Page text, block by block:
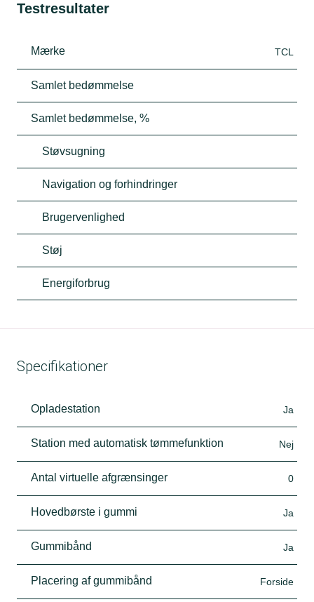
Testresultater
Mærke TCL
Samlet bedømmelse
Samlet bedømmelse, %
Støvsugning
Navigation og forhindringer
Brugervenlighed
Støj
Energiforbrug
Specifikationer
Opladestation Ja
Station med automatisk tømmefunktion Nej
Antal virtuelle afgrænsinger 0
Hovedbørste i gummi Ja
Gummibånd Ja
Placering af gummibånd Forside